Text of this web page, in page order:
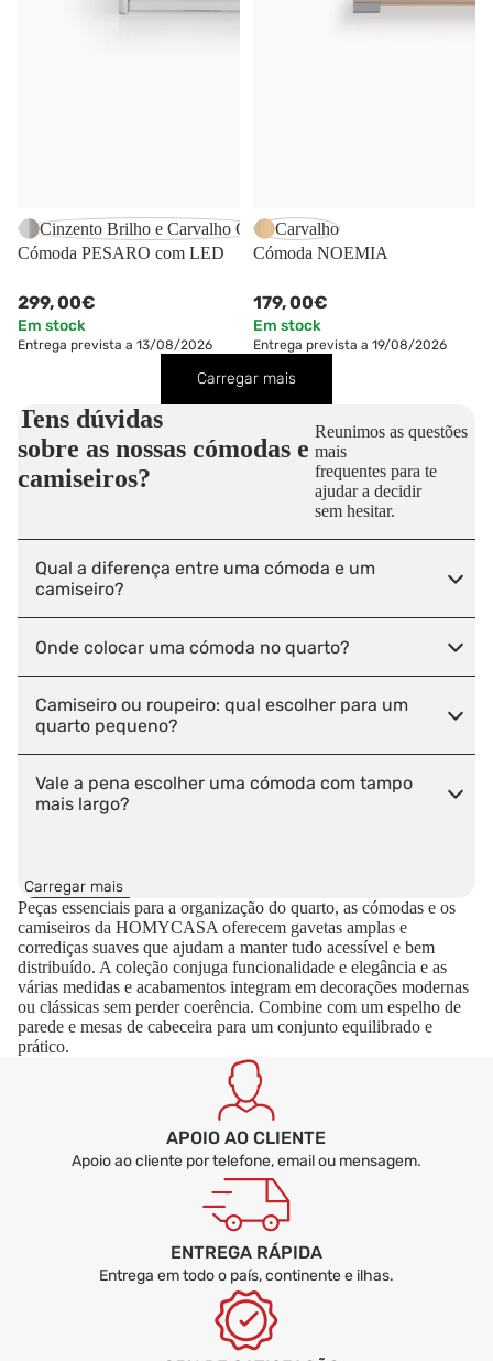
Cinzento Brilho e Carvalho Cinza
Cómoda PESARO com LED
299,00€
Em stock
Entrega prevista a 13/08/2026
Carvalho
Cómoda NOEMIA
179,00€
Em stock
Entrega prevista a 19/08/2026
Carregar mais
Tens dúvidas
sobre as nossas cómodas e
camiseiros?
Reunimos as questões
mais
frequentes para te
ajudar a decidir
sem hesitar.
Qual a diferença entre uma cómoda e um
camiseiro?
Onde colocar uma cómoda no quarto?
Camiseiro ou roupeiro: qual escolher para um
quarto pequeno?
Vale a pena escolher uma cómoda com tampo
mais largo?
cómoda de uso diário?
Como combinar uma cómoda com o restante
mobiliário do quarto?
Carregar mais
Peças essenciais para a organização do quarto, as cómodas e os
camiseiros da HOMYCASA oferecem gavetas amplas e
corrediças suaves que ajudam a manter tudo acessível e bem
distribuído. A coleção conjuga funcionalidade e elegância e as
várias medidas e acabamentos integram em decorações modernas
ou clássicas sem perder coerência. Combine com um espelho de
parede e mesas de cabeceira para um conjunto equilibrado e
prático.
APOIO AO CLIENTE
Apoio ao cliente por telefone, email ou mensagem.
ENTREGA RÁPIDA
Entrega em todo o país, continente e ilhas.